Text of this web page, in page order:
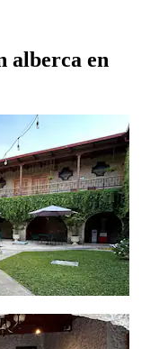
alberca en